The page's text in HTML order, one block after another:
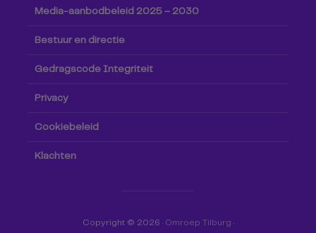
Media-aanbodbeleid 2025 – 2030
Bestuur en directie
Gedragscode Integriteit
Privacy
Cookiebeleid
Klachten
Copyright © 2026 · Omroep Tilburg ·